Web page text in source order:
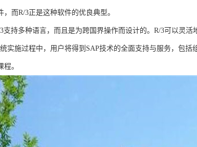
，而R/3正是这种软件的优良典型。
支持多种语言，而且是为跨国界操作而设计的。R/3可以灵活
实施过程中，用户将得到SAP技术的全面支持与服务，包
。